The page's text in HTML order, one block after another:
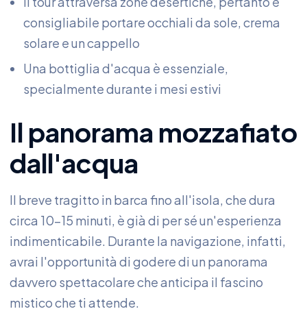
consigliabile portare occhiali da sole, crema
solare e un cappello
Una bottiglia d'acqua è essenziale,
specialmente durante i mesi estivi
Il panorama mozzafiato
dall'acqua
Il breve tragitto in barca fino all'isola, che dura
circa 10-15 minuti, è già di per sé un'esperienza
indimenticabile. Durante la navigazione, infatti,
avrai l'opportunità di godere di un panorama
davvero spettacolare che anticipa il fascino
mistico che ti attende.